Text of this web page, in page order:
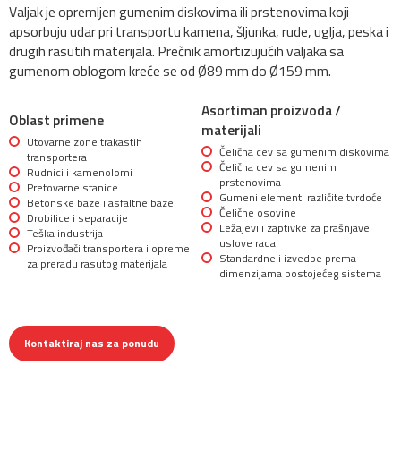
Valjak je opremljen gumenim diskovima ili prstenovima koji
apsorbuju udar pri transportu kamena, šljunka, rude, uglja, peska i
drugih rasutih materijala. Prečnik amortizujućih valjaka sa
gumenom oblogom kreće se od Ø89 mm do Ø159 mm.
Oblast primene
Utovarne zone trakastih
transportera
Rudnici i kamenolomi
Pretovarne stanice
Betonske baze i asfaltne baze
Drobilice i separacije
Teška industrija
Proizvođači transportera i opreme
za preradu rasutog materijala
Asortiman proizvoda /
materijali
Čelična cev sa gumenim diskovima
Čelična cev sa gumenim
prstenovima
Gumeni elementi različite tvrdoće
Čelične osovine
Ležajevi i zaptivke za prašnjave
uslove rada
Standardne i izvedbe prema
dimenzijama postojećeg sistema
Kontaktiraj nas za ponudu